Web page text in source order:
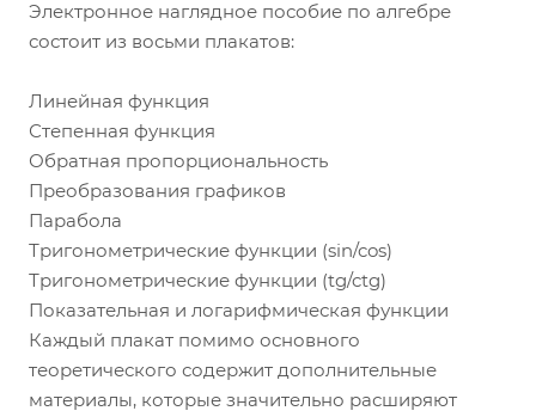
Электронное наглядное пособие по алгебре
состоит из восьми плакатов:
Линейная функция
Степенная функция
Обратная пропорциональность
Преобразования графиков
Парабола
Тригонометрические функции (sin/cos)
Тригонометрические функции (tg/ctg)
Показательная и логарифмическая функции
Каждый плакат помимо основного
теоретического содержит дополнительные
материалы, которые значительно расширяют